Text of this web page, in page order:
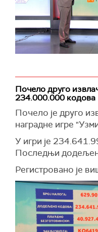
Почело друго
234.000.000 кодова
Почело је друго
наградне игре
У игри је
Последњи
Регистровано је